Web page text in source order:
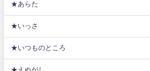
★あらた
★いっさ
★いつものところ